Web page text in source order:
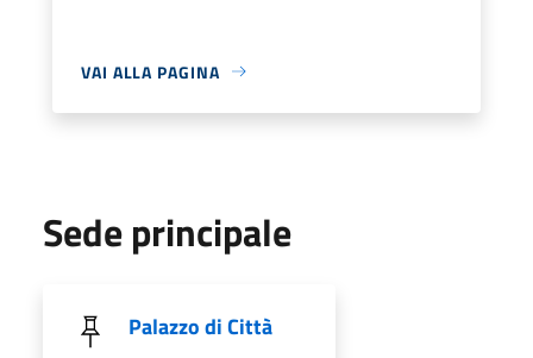
VAI ALLA PAGINA
Sede principale
Palazzo di Città